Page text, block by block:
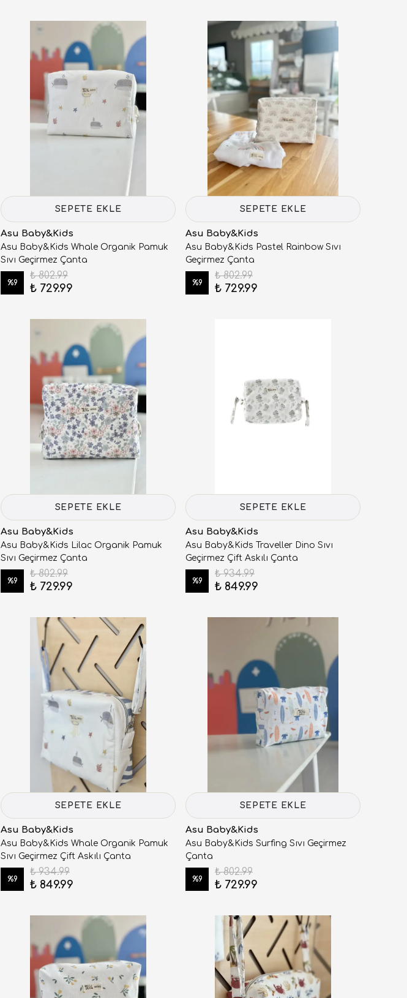
SEPETE EKLE
Asu Baby&Kids
Asu Baby&Kids Whale Organik Pamuk
Sıvı Geçirmez Çanta
%9
₺ 802.99
₺ 729.99
SEPETE EKLE
Asu Baby&Kids
Asu Baby&Kids Pastel Rainbow Sıvı
Geçirmez Çanta
%9
₺ 802.99
₺ 729.99
SEPETE EKLE
Asu Baby&Kids
Asu Baby&Kids Lilac Organik Pamuk
Sıvı Geçirmez Çanta
%9
₺ 802.99
₺ 729.99
SEPETE EKLE
Asu Baby&Kids
Asu Baby&Kids Traveller Dino Sıvı
Geçirmez Çift Askılı Çanta
%9
₺ 934.99
₺ 849.99
SEPETE EKLE
Asu Baby&Kids
Asu Baby&Kids Whale Organik Pamuk
Sıvı Geçirmez Çift Askılı Çanta
%9
₺ 934.99
₺ 849.99
SEPETE EKLE
Asu Baby&Kids
Asu Baby&Kids Surfing Sıvı Geçirmez
Çanta
%9
₺ 802.99
₺ 729.99